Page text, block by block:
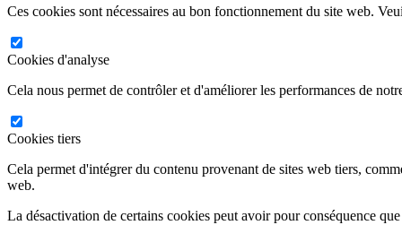
Ces cookies sont nécessaires au bon fonctionnement du site web.
Cookies d'analyse
Cela nous permet de contrôler et d'améliorer les performances de
Cookies tiers
Cela permet d'intégrer du contenu provenant de sites web tiers,
web.
La désactivation de certains cookies peut avoir pour conséquence